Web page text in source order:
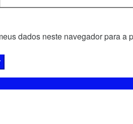
dados neste navegador para a